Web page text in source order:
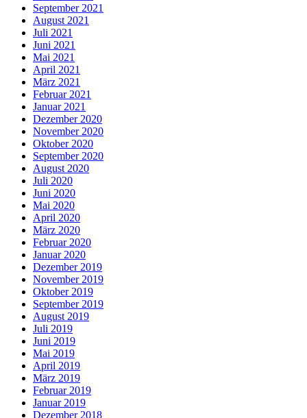
September 2021
August 2021
Juli 2021
Juni 2021
Mai 2021
April 2021
März 2021
Februar 2021
Januar 2021
Dezember 2020
November 2020
Oktober 2020
September 2020
August 2020
Juli 2020
Juni 2020
Mai 2020
April 2020
März 2020
Februar 2020
Januar 2020
Dezember 2019
November 2019
Oktober 2019
September 2019
August 2019
Juli 2019
Juni 2019
Mai 2019
April 2019
März 2019
Februar 2019
Januar 2019
Dezember 2018